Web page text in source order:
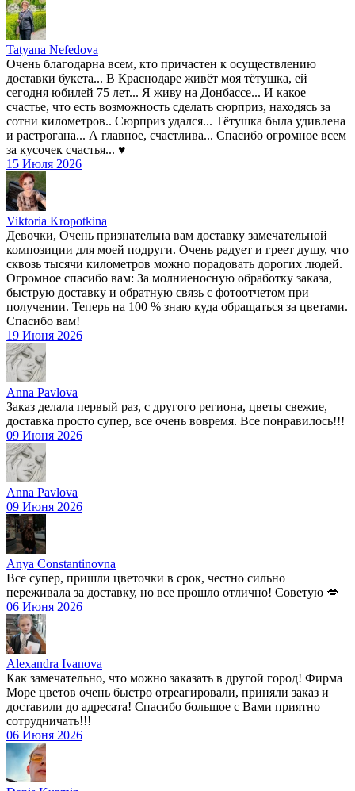
Tatyana Nefedova
Очень благодарна всем, кто причастен к осуществлению
доставки букета... В Краснодаре живёт моя тётушка, ей
сегодня юбилей 75 лет... Я живу на Донбассе... И какое
счастье, что есть возможность сделать сюрприз, находясь за
сотни километров.. Сюрприз удался... Тётушка была удивлена
и растрогана... А главное, счастлива... Спасибо огромное всем
за кусочек счастья... ♥️
15 Июля 2026
Viktoria Kropotkina
Девочки, Очень признательна вам доставку замечательной
композиции для моей подруги. Очень радует и греет душу, что
сквозь тысячи километров можно порадовать дорогих людей.
Огромное спасибо вам: За молниеносную обработку заказа,
быструю доставку и обратную связь с фотоотчетом при
получении. Теперь на 100 % знаю куда обращаться за цветами.
Спасибо вам!
19 Июня 2026
Anna Pavlova
Заказ делала первый раз, с другого региона, цветы свежие,
доставка просто супер, все очень вовремя. Все понравилось!!!
09 Июня 2026
Anna Pavlova
09 Июня 2026
Anya Constantinovna
Все супер, пришли цветочки в срок, честно сильно
переживала за доставку, но все прошло отлично! Советую 💋
06 Июня 2026
Alexandra Ivanova
Как замечательно, что можно заказать в другой город! Фирма
Море цветов очень быстро отреагировали, приняли заказ и
доставили до адресата! Спасибо большое с Вами приятно
сотрудничать!!!
06 Июня 2026